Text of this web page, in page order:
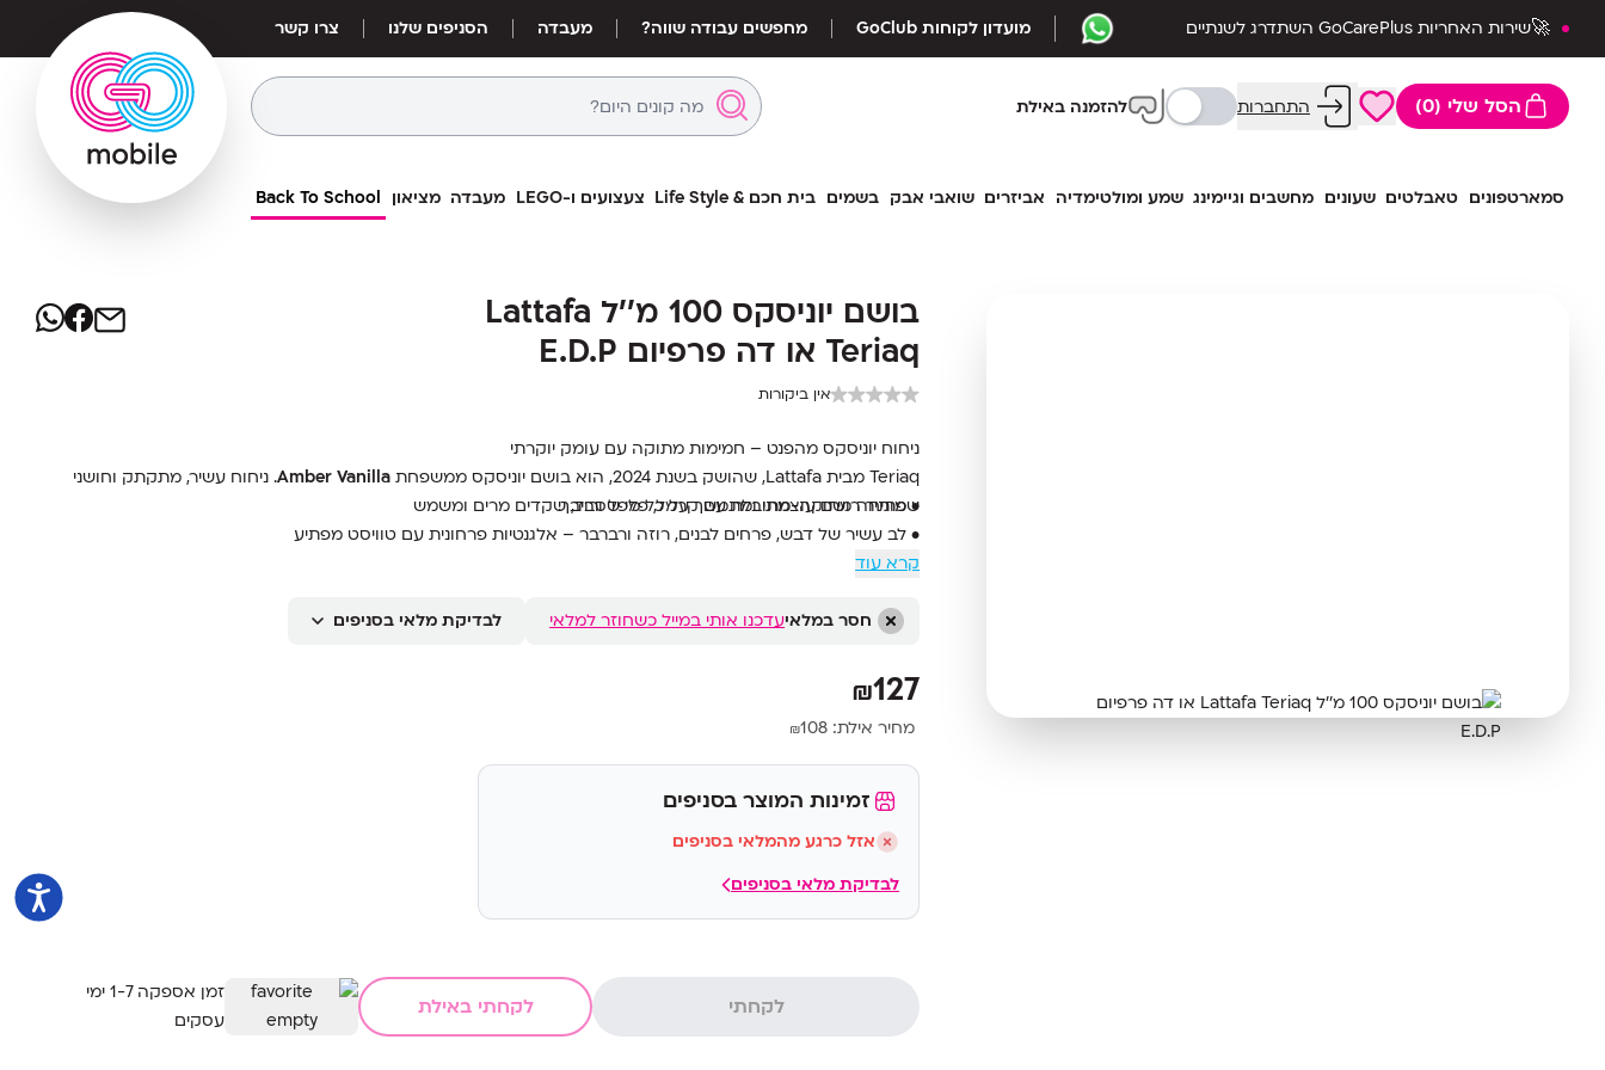
🚀שירות האחריות GoCarePlus השתדרג לשנתיים
שלמות🛡️
מועדון לקוחות GoClub מחפשים עבודה שווה? מעבדה הסניפים שלנו צרו קשר
הסל שלי (0) התחברות להזמנה באילת
סמארטפונים טאבלטים שעונים מחשבים וגיימינג שמע ומולטימדיה אביזרים שואבי אבק בשמים בית חכם & Life Style צעצועים ו-LEGO מעבדה מציאון Back To School
או דה פרפיום E.D.P
בושם יוניסקס 100 מ''ל Lattafa
Teriaq או דה פרפיום E.D.P
אין ביקורות
ניחוח יוניסקס מהפנט – חמימות מתוקה עם עומק יוקרתי
Teriaq מבית Lattafa, שהושק בשנת 2024, הוא בושם יוניסקס ממשפחת
Amber Vanilla. ניחוח עשיר, מתקתק וחושני
שמותיר רושם עוצמתי ומתמשך על כל מי שסביבך.
• פתיחה מתוקה-מתובלת עם קרמל, פלפל ורוד, שקדים מרים ומשמש
• לב עשיר של דבש, פרחים לבנים, רוזה ורברבר – אלגנטיות פרחונית עם טוויסט מפתיע
• בסיס עמוק של וניל, מוסק, וטריב, לאבדנום ועור – שילוב חושני ועוצמתי
• ניחוח יוניסקס – מתאים לגברים ולנשים בכל עונה ובכל הזדמנות
קרא עוד
חסר במלאיעדכנו אותי במייל כשחוזר למלאי לבדיקת מלאי בסניפים
₪127
מחיר אילת: ₪108
זמינות המוצר בסניפים
אזל כרגע מהמלאי בסניפים
לבדיקת מלאי בסניפים
לקחתי לקחתי באילת
זמן אספקה 1-7 ימי
עסקים